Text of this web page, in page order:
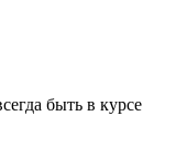
быть в курсе